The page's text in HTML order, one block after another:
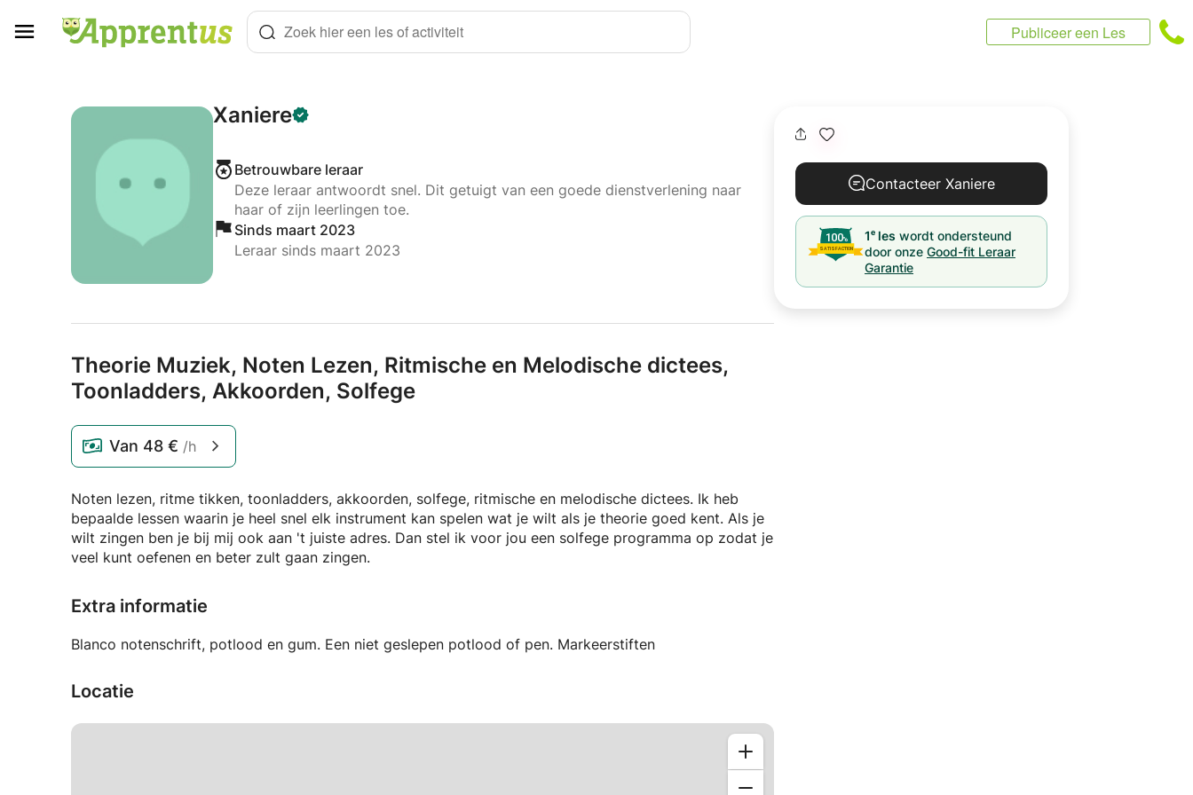
Zoek hier een les of activiteit Publiceer een Les
Xaniere
Betrouwbare leraar
Deze leraar antwoordt snel. Dit getuigt van een goede dienstverlening naar
haar of zijn leerlingen toe.
Sinds maart 2023
Leraar sinds maart 2023
Theorie Muziek, Noten Lezen, Ritmische en Melodische dictees,
Toonladders, Akkoorden, Solfege
Van 48 € /h
Noten lezen, ritme tikken, toonladders, akkoorden, solfege, ritmische en melodische dictees. Ik heb
bepaalde lessen waarin je heel snel elk instrument kan spelen wat je wilt als je theorie goed kent. Als je
wilt zingen ben je bij mij ook aan 't juiste adres. Dan stel ik voor jou een solfege programma op zodat je
veel kunt oefenen en beter zult gaan zingen.
Extra informatie
Blanco notenschrift, potlood en gum. Een niet geslepen potlood of pen. Markeerstiften
Locatie
Contacteer Xaniere
1e les wordt ondersteund
door onze Good-fit Leraar
Garantie